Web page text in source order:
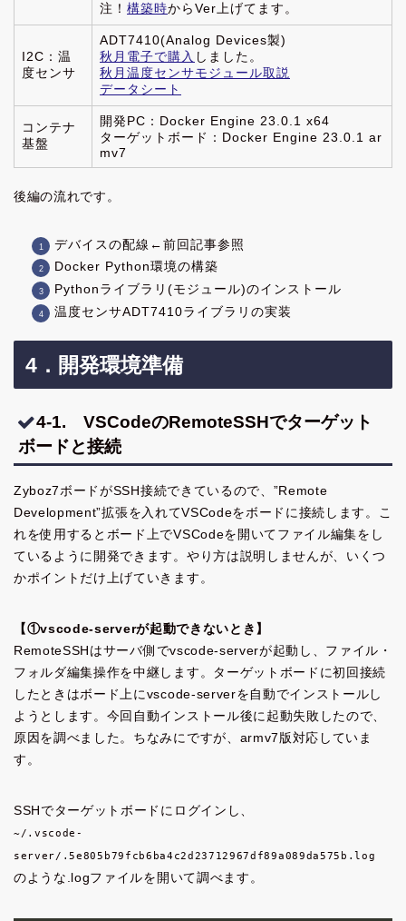
注！ 構築時からVer上げてます。
I2C：温
度センサ
ADT7410(Analog Devices製)
秋月電子で購入 しました。
秋月温度センサモジュール取説
データシート
コンテナ
基盤
開発PC：Docker Engine 23.0.1 x64
ターゲットボード：Docker Engine 23.0.1 ar
mv7
後編の流れです。
デバイスの配線←前回記事参照
Docker Python環境の構築
Pythonライブラリ(モジュール)のインストール
温度センサADT7410ライブラリの実装
4．開発環境準備
4-1. VSCodeのRemoteSSHでターゲット
ボードと接続
Zyboz7ボードがSSH接続できているので、”Remote
Development”拡張を入れてVSCodeをボードに接続します。こ
れを使用するとボード上でVSCodeを開いてファイル編集をし
ているように開発できます。やり方は説明しませんが、いくつ
かポイントだけ上げていきます。
【①vscode-serverが起動できないとき】
RemoteSSHはサーバ側でvscode-serverが起動し、ファイル・
フォルダ編集操作を中継します。ターゲットボードに初回接続
したときはボード上にvscode-serverを自動でインストールし
ようとします。今回自動インストール後に起動失敗したので、
原因を調べました。ちなみにですが、armv7版対応していま
す。
SSHでターゲットボードにログインし、
~/.vscode-
server/.5e805b79fcb6ba4c2d23712967df89a089da575b.log
のような.logファイルを開いて調べます。